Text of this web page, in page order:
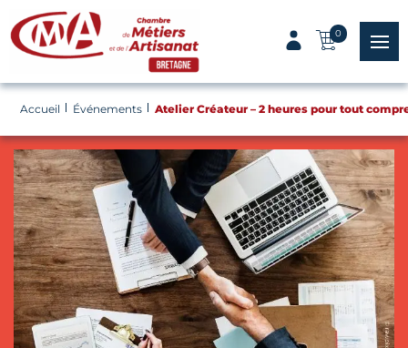
Panneau de gestion des cookies
0
menu
Accueil Événements Atelier Créateur – 2 heures pour tout